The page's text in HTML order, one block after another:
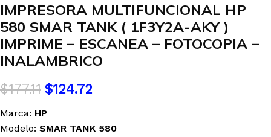
IMPRESORA MULTIFUNCIONAL HP
580 SMAR TANK ( 1F3Y2A-AKY )
IMPRIME – ESCANEA – FOTOCOPIA –
INALAMBRICO
$177.11 $124.72
Marca: HP
Modelo: SMAR TANK 580